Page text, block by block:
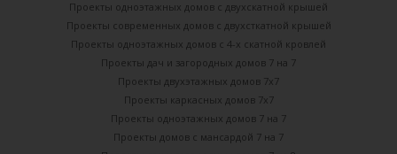
Проекты одноэтажных домов с двухскатной крышей
Проекты современных домов с двухсткатной крышей
Проекты одноэтажных домов с 4-х скатной кровлей
Проекты дач и загородных домов 7 на 7
Проекты двухэтажных домов 7х7
Проекты каркасных домов 7х7
Проекты одноэтажных домов 7 на 7
Проекты домов с мансардой 7 на 7